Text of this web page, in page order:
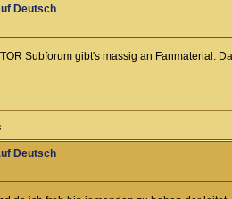
Deutsch
Subforum gibt's massig an Fanmaterial.
Deutsch